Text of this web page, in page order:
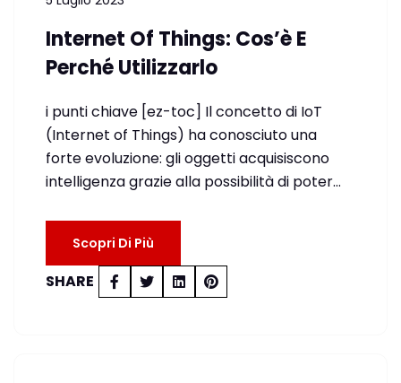
Internet Of Things: Cos’è E
Perché Utilizzarlo
i punti chiave [ez-toc] Il concetto di IoT
(Internet of Things) ha conosciuto una
forte evoluzione: gli oggetti acquisiscono
intelligenza grazie alla possibilità di poter…
Scopri Di Più
SHARE